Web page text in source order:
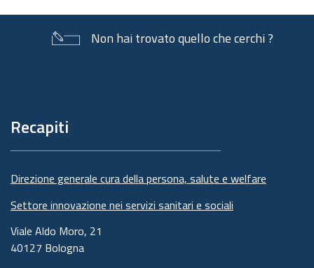
Non hai trovato quello che cerchi ?
pagina
Recapiti
Direzione generale cura della persona, salute e welfare
Settore innovazione nei servizi sanitari e sociali
Viale Aldo Moro, 21
40127 Bologna